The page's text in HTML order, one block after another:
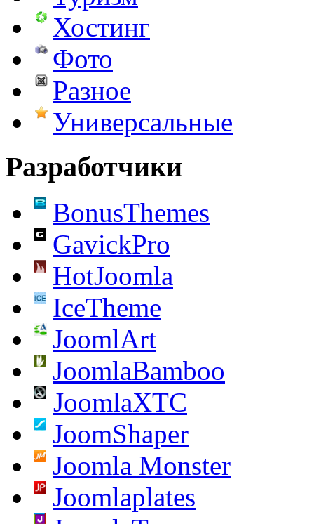
Хостинг
Фото
Разное
Универсальные
Разработчики
BonusThemes
GavickPro
HotJoomla
IceTheme
JoomlArt
JoomlaBamboo
JoomlaXTC
JoomShaper
Joomla Monster
Joomlaplates